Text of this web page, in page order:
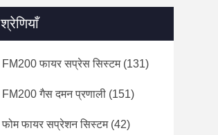
श्रेणियाँ
FM200 फायर सप्रेस सिस्टम(131)
FM200 गैस दमन प्रणाली (151)
फोम फायर सप्रेशन सिस्टम(42)